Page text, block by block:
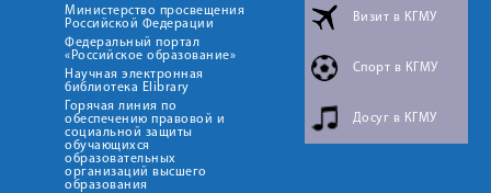
Министерство просвещения
Российской Федерации
Федеральный портал
«Российское образование»
Научная электронная
библиотека Elibrary
Горячая линия по
обеспечению правовой и
социальной защиты
обучающихся
образовательных
организаций высшего
образования
Визит в КГМУ
Спорт в КГМУ
Досуг в КГМУ